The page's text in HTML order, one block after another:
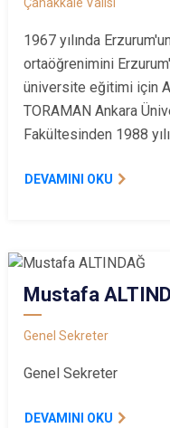
1967 yılında
ortaöğrenimini
üniversite eğitimi için
TORAMAN Ankara
Fakültesinden 1988
DEVAMINI OKU
Mustafa
Genel Sekreter
Genel Sekreter
DEVAMINI OKU